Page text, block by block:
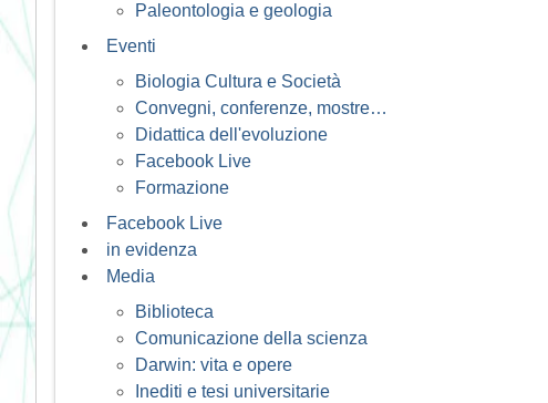
Paleontologia e geologia
Eventi
Biologia Cultura e Società
Convegni, conferenze, mostre…
Didattica dell'evoluzione
Facebook Live
Formazione
Facebook Live
in evidenza
Media
Biblioteca
Comunicazione della scienza
Darwin: vita e opere
Inediti e tesi universitarie